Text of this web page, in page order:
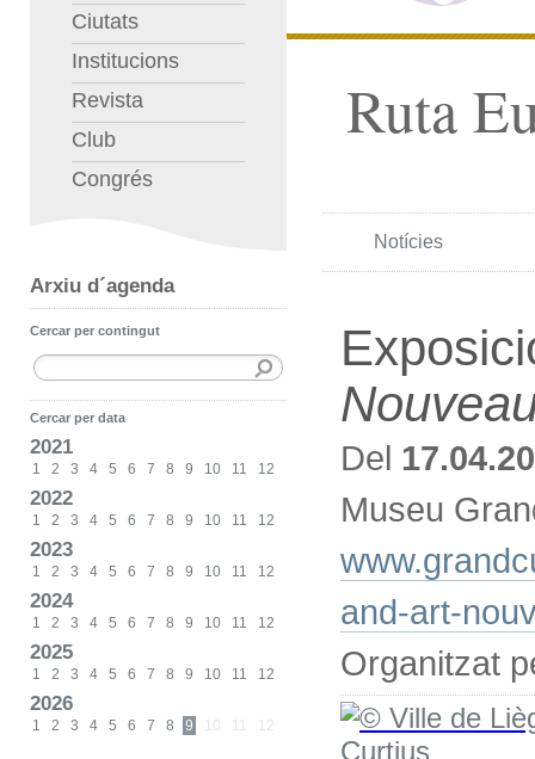
Ciutats
Institucions
Revista
Club
Congrés
Arxiu d´agenda
Cercar per contingut
Cercar per data
2021
1 2 3 4 5 6 7 8 9 10 11 12
2022
1 2 3 4 5 6 7 8 9 10 11 12
2023
1 2 3 4 5 6 7 8 9 10 11 12
2024
1 2 3 4 5 6 7 8 9 10 11 12
2025
1 2 3 4 5 6 7 8 9 10 11 12
2026
1 2 3 4 5 6 7 8 9 10 11 12
Ruta
Notícies
Del
Museu
and-art-
Organitzat